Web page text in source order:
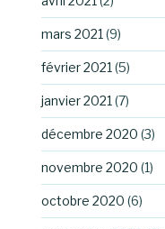
mars 2021 (9)
février 2021 (5)
janvier 2021 (7)
décembre 2020 (3)
novembre 2020 (1)
octobre 2020 (6)